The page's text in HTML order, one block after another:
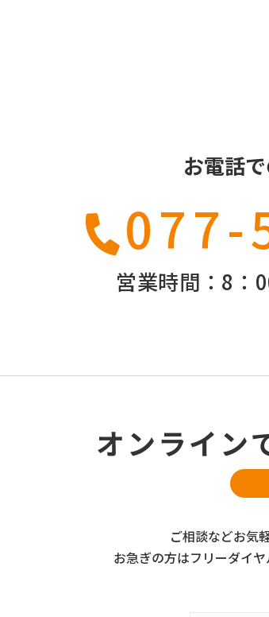
お電話
077-
営業時間：8：
オンライン
ご相談などお気
お急ぎの方はフリーダイ